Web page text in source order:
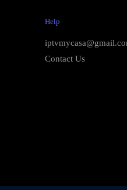
Help
Contact Us